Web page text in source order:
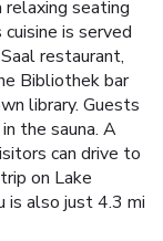
relaxing seating
is served
restaurant,
Bibliothek bar
library. Guests
the sauna. A
can drive to
on Lake
is also just 4.3 mi